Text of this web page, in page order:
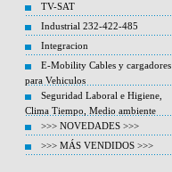
TV-SAT
Industrial 232-422-485
Integracion
E-Mobility Cables y cargadores
para Vehiculos
Seguridad Laboral e Higiene,
Clima Tiempo, Medio ambiente
>>> NOVEDADES >>>
>>> MÁS VENDIDOS >>>